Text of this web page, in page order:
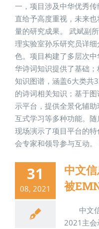
一，项目涉及中华优秀
直给予高度重视，未来
量的研究成果。 武斌副
理实验室孙乐研究员详
色。项目构建了多层次
华诗词知识提供了基础
知识图谱，涵盖6大类共
的诗词相关知识；基于
示平台，提供全景化辅
互式学习等多种功能。
现场演示了项目平台的
会专家和领导参与互动
31
08, 2021
中文
被
中文
2021主